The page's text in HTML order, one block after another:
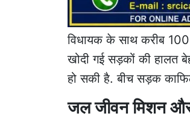
विधायक के साथ करीब
खोदी गई सड़कों की हालत
हो सकी है. बीच सड़क
जल जीवन मिशन